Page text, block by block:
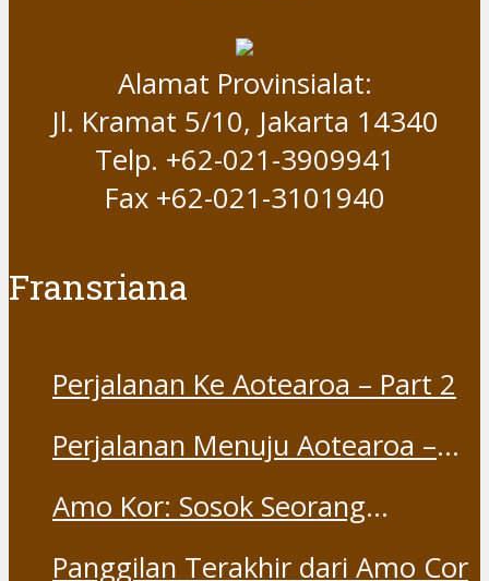
Alamat Provinsialat:
Jl. Kramat 5/10, Jakarta 14340
Telp. +62-021-3909941
Fax +62-021-3101940
Fransriana
Perjalanan Ke Aotearoa – Part 2
Perjalanan Menuju Aotearoa –
Amo Kor: Sosok Seorang
Panggilan Terakhir dari Amo Cor